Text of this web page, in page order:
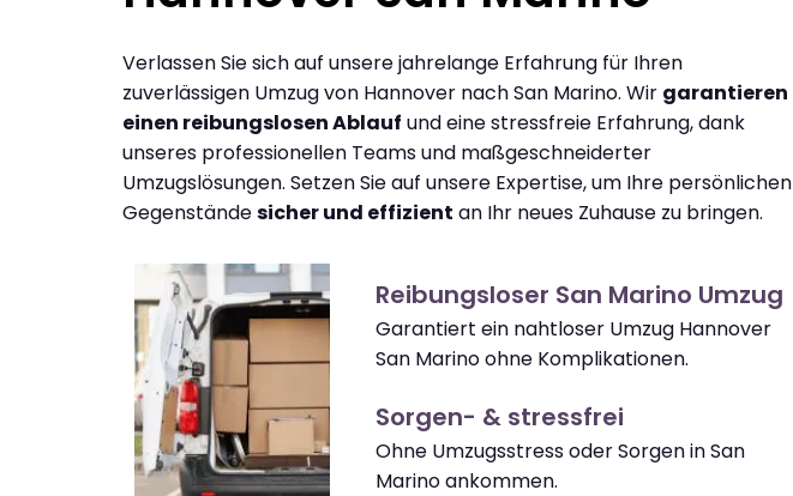
Verlassen Sie sich auf unsere jahrelange Erfahrung für Ihren
zuverlässigen Umzug von Hannover nach San Marino. Wir garantieren
einen reibungslosen Ablauf und eine stressfreie Erfahrung, dank
unseres professionellen Teams und maßgeschneiderter
Umzugslösungen. Setzen Sie auf unsere Expertise, um Ihre persönlichen
Gegenständesicher und effizient an Ihr neues Zuhause zu bringen.
Reibungsloser San Marino Umzug
Garantiert ein nahtloser Umzug Hannover
San Marino ohne Komplikationen.
Sorgen- & stressfrei
Ohne Umzugsstress oder Sorgen in San
Marino ankommen.